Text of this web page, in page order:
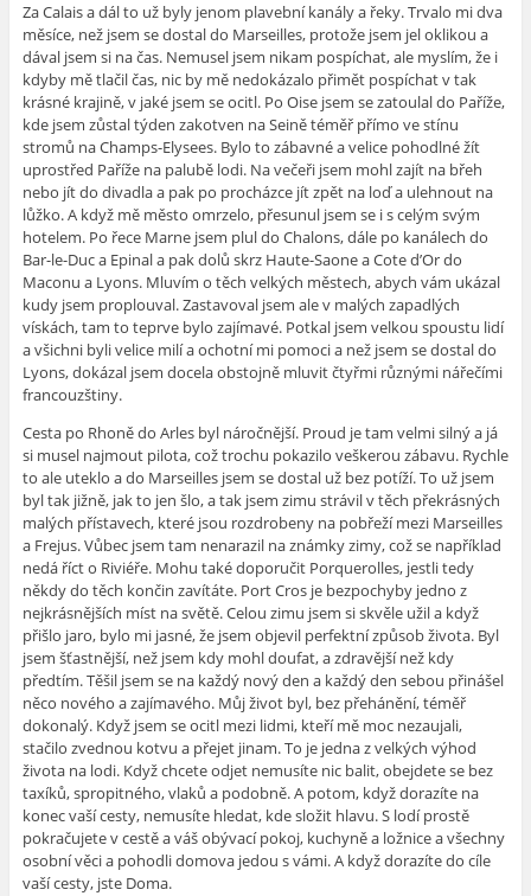
Za Calais a dál to už byly jenom plavební kanály a řeky. Trvalo mi dva
měsíce, než jsem se dostal do Marseilles, protože jsem jel oklikou a
dával jsem si na čas. Nemusel jsem nikam pospíchat, ale myslím, že i
kdyby mě tlačil čas, nic by mě nedokázalo přimět pospíchat v tak
krásné krajině, v jaké jsem se ocitl. Po Oise jsem se zatoulal do Paříže,
kde jsem zůstal týden zakotven na Seině téměř přímo ve stínu
stromů na Champs-Elysees. Bylo to zábavné a velice pohodlné žít
uprostřed Paříže na palubě lodi. Na večeři jsem mohl zajít na břeh
nebo jít do divadla a pak po procházce jít zpět na loď a ulehnout na
lůžko. A když mě město omrzelo, přesunul jsem se i s celým svým
hotelem. Po řece Marne jsem plul do Chalons, dále po kanálech do
Bar-le-Duc a Epinal a pak dolů skrz Haute-Saone a Cote d’Or do
Maconu a Lyons. Mluvím o těch velkých městech, abych vám ukázal
kudy jsem proplouval. Zastavoval jsem ale v malých zapadlých
vískách, tam to teprve bylo zajímavé. Potkal jsem velkou spoustu lidí
a všichni byli velice milí a ochotní mi pomoci a než jsem se dostal do
Lyons, dokázal jsem docela obstojně mluvit čtyřmi různými nářečími
francouzštiny.
Cesta po Rhoně do Arles byl náročnější. Proud je tam velmi silný a já
si musel najmout pilota, což trochu pokazilo veškerou zábavu. Rychle
to ale uteklo a do Marseilles jsem se dostal už bez potíží. To už jsem
byl tak jižně, jak to jen šlo, a tak jsem zimu strávil v těch překrásných
malých přístavech, které jsou rozdrobeny na pobřeží mezi Marseilles
a Frejus. Vůbec jsem tam nenarazil na známky zimy, což se například
nedá říct o Riviéře. Mohu také doporučit Porquerolles, jestli tedy
někdy do těch končin zavítáte. Port Cros je bezpochyby jedno z
nejkrásnějších míst na světě. Celou zimu jsem si skvěle užil a když
přišlo jaro, bylo mi jasné, že jsem objevil perfektní způsob života. Byl
jsem šťastnější, než jsem kdy mohl doufat, a zdravější než kdy
předtím. Těšil jsem se na každý nový den a každý den sebou přinášel
něco nového a zajímavého. Můj život byl, bez přehánění, téměř
dokonalý. Když jsem se ocitl mezi lidmi, kteří mě moc nezaujali,
stačilo zvednou kotvu a přejet jinam. To je jedna z velkých výhod
života na lodi. Když chcete odjet nemusíte nic balit, obejdete se bez
taxíků, spropitného, vlaků a podobně. A potom, když dorazíte na
konec vaší cesty, nemusíte hledat, kde složit hlavu. S lodí prostě
pokračujete v cestě a váš obývací pokoj, kuchyně a ložnice a všechny
osobní věci a pohodli domova jedou s vámi. A když dorazíte do cíle
vaší cesty, jste Doma.